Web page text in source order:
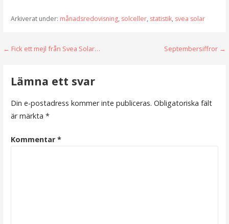
Arkiverat under: månadsredovisning, solceller, statistik, svea solar
Inläggsnavigering
← Fick ett mejl från Svea Solar… Septembersiffror →
Lämna ett svar
Din e-postadress kommer inte publiceras. Obligatoriska fält
är märkta *
Kommentar *